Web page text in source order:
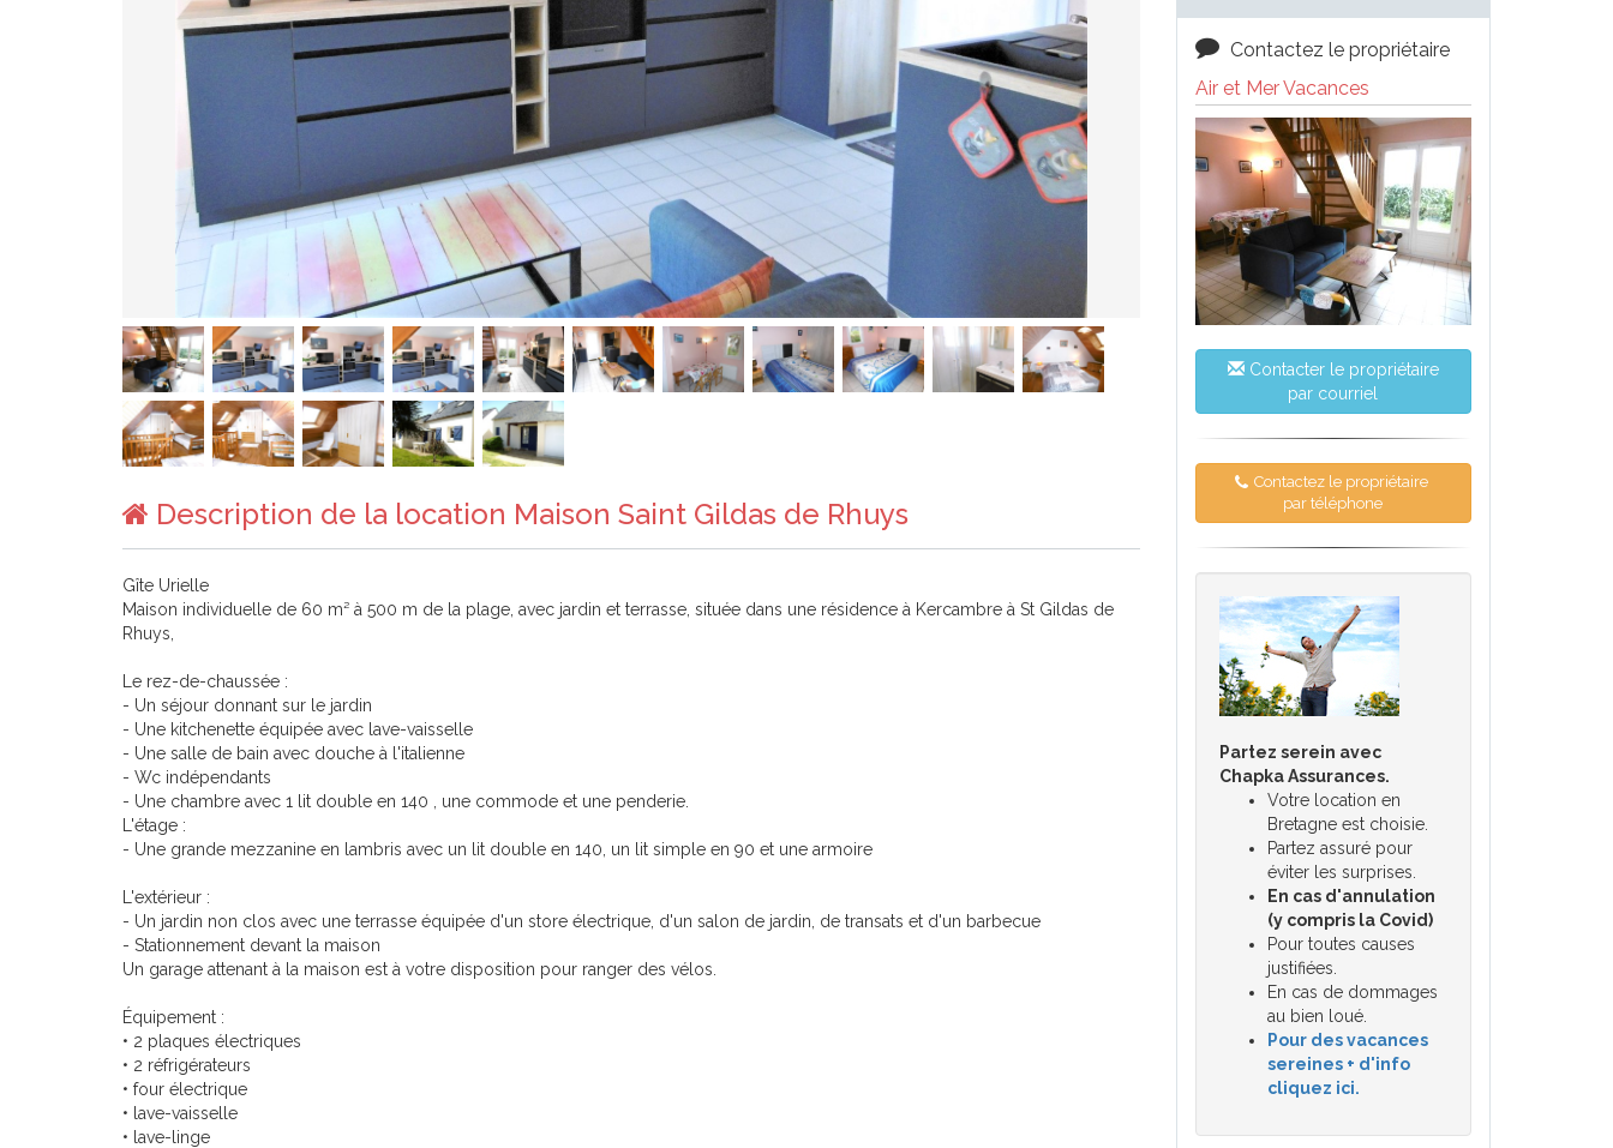
Description de la location Maison Saint Gildas de Rhuys
Gîte Urielle
Maison individuelle de 60 m² à 500 m de la plage, avec jardin et terrasse, située dans une résidence à Kercambre à St Gildas de
Rhuys,
Le rez-de-chaussée :
- Un séjour donnant sur le jardin
- Une kitchenette équipée avec lave-vaisselle
- Une salle de bain avec douche à l'italienne
- Wc indépendants
- Une chambre avec 1 lit double en 140 , une commode et une penderie.
L'étage :
- Une grande mezzanine en lambris avec un lit double en 140, un lit simple en 90 et une armoire
L'extérieur :
- Un jardin non clos avec une terrasse équipée d'un store électrique, d'un salon de jardin, de transats et d'un barbecue
- Stationnement devant la maison
Un garage attenant à la maison est à votre disposition pour ranger des vélos.
Équipement :
• 2 plaques électriques
• 2 réfrigérateurs
• four électrique
• lave-vaisselle
• lave-linge
Contactez le propriétaire
Air et Mer Vacances
Contacter le propriétaire
par courriel
Contactez le propriétaire
par téléphone
Partez serein avec
Chapka Assurances.
Votre location en
Bretagne est choisie.
Partez assuré pour
éviter les surprises.
En cas d'annulation
(y compris la Covid)
Pour toutes causes
justifiées.
En cas de dommages
au bien loué.
Pour des vacances
sereines + d'info
cliquez ici.